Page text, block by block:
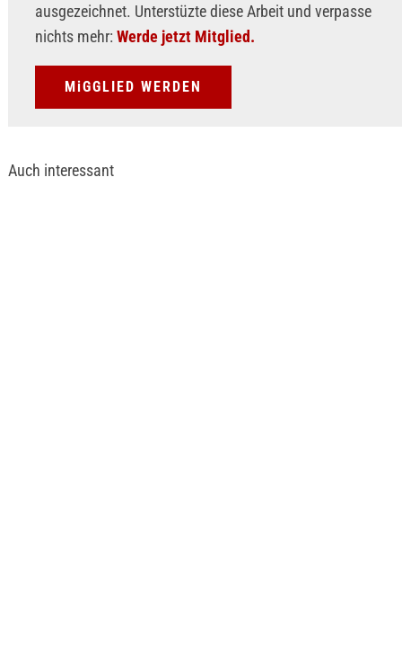
ausgezeichnet. Unterstüzte diese Arbeit und verpasse
nichts mehr: Werde jetzt Mitglied.
MiGGLIED WERDEN
Auch interessant